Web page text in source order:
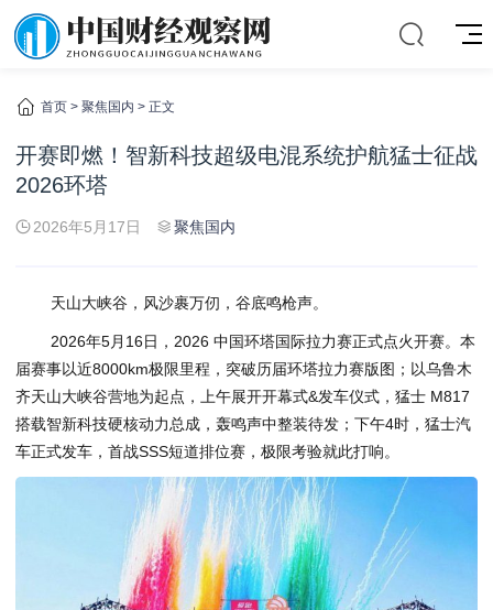
首页 > 聚焦国内 > 正文
开赛即燃！智新科技超级电混系统护航猛士征战
2026环塔
2026年5月17日 聚焦国内
天山大峡谷，风沙裹万仞，谷底鸣枪声。
2026年5月16日，2026 中国环塔国际拉力赛正式点火开赛。本
届赛事以近8000km极限里程，突破历届环塔拉力赛版图；以乌鲁木
齐天山大峡谷营地为起点，上午展开开幕式&发车仪式，猛士 M817
搭载智新科技硬核动力总成，轰鸣声中整装待发；下午4时，猛士汽
车正式发车，首战SSS短道排位赛，极限考验就此打响。